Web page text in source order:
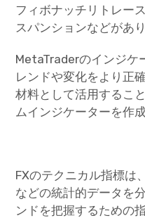
フィボナッチリトレー
スパンションなどがあり
MetaTraderのインジケ
レンドや変化をより正
材料として活用するこ
ムインジケーターを作
FXのテクニカル指標は
などの統計的データを
ンドを把握するための